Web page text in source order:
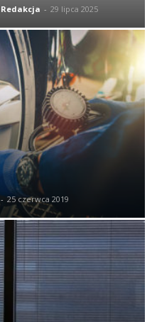
Redakcja - 29 lipca 2025
- 25 czerwca 2019